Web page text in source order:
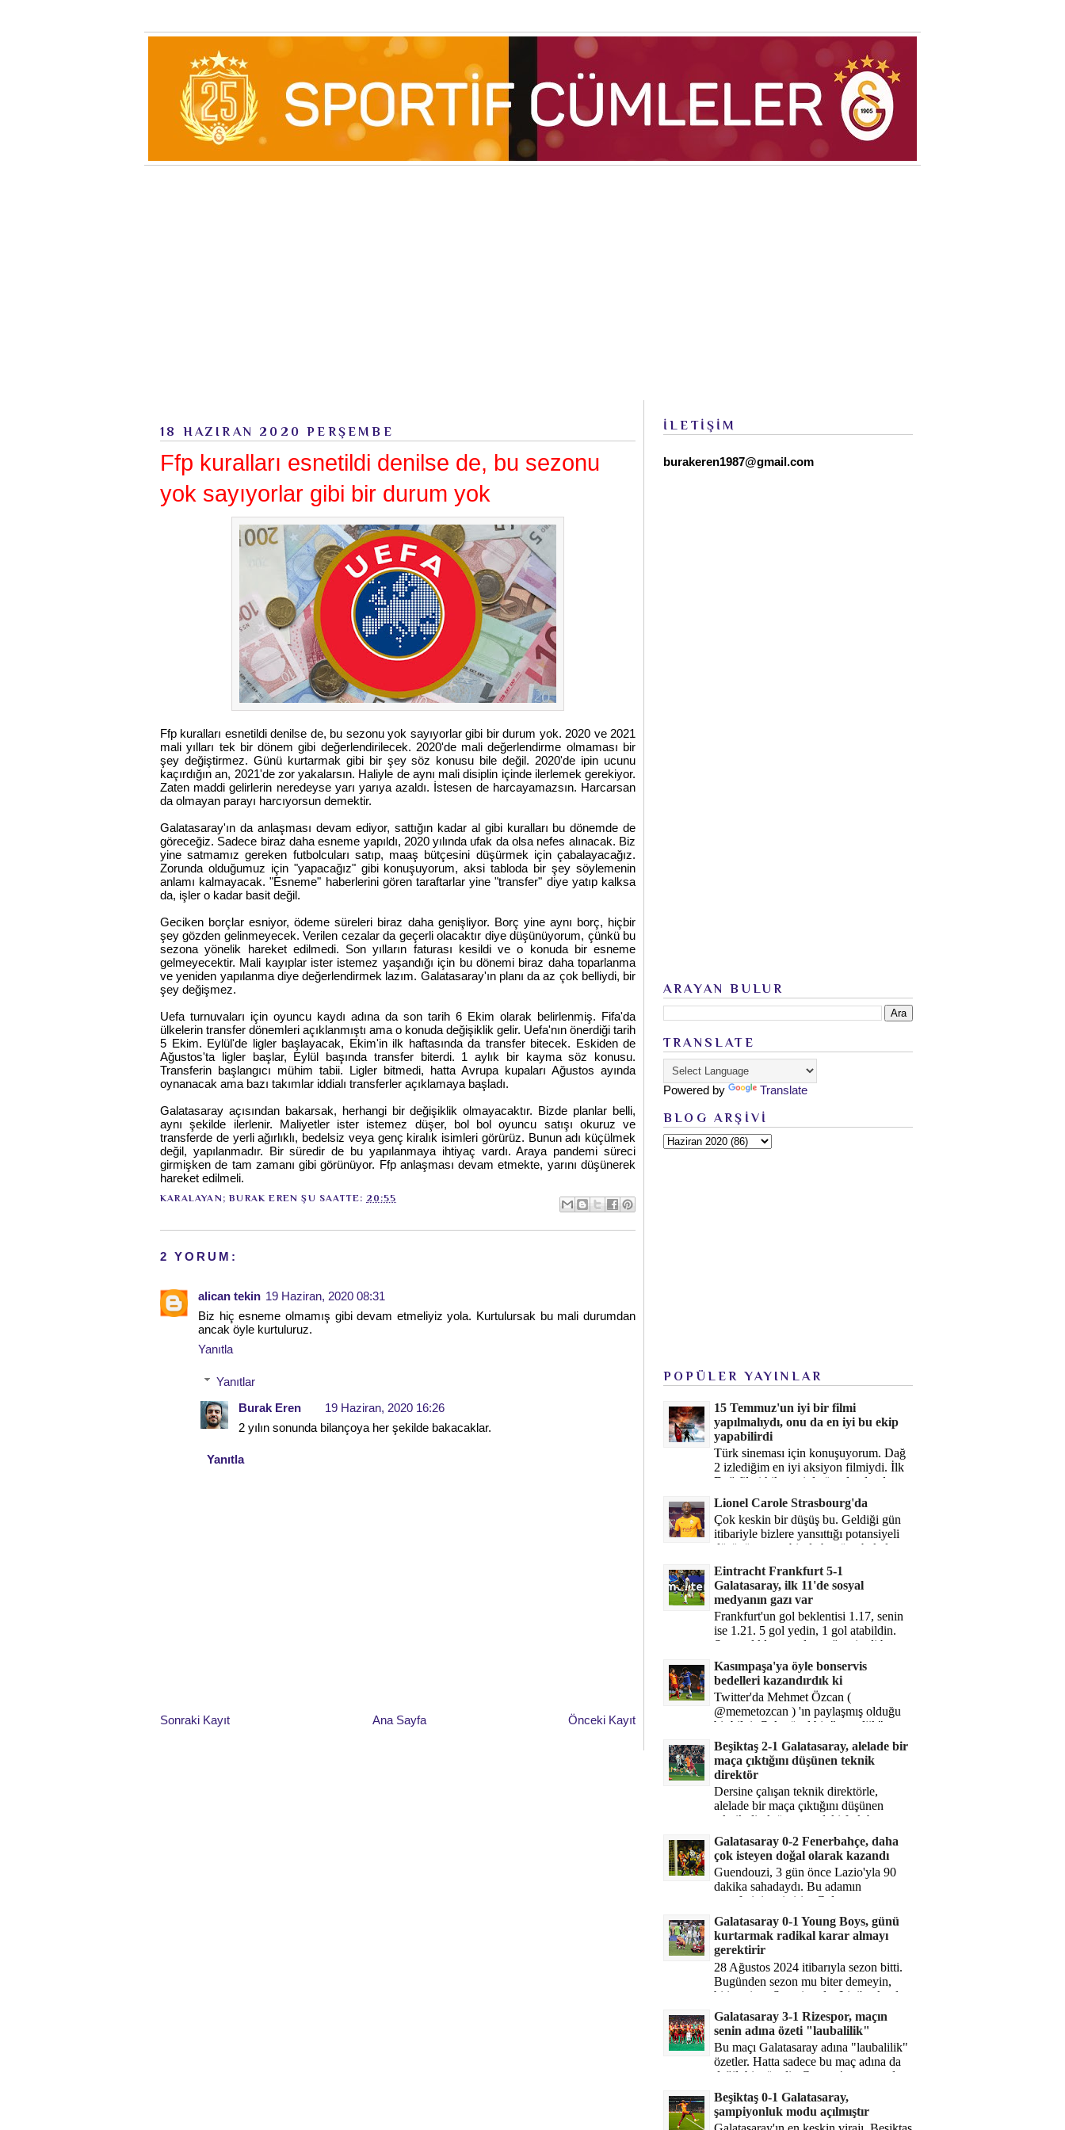
18 HAZIRAN 2020 PERŞEMBE
Ffp kuralları esnetildi denilse de, bu sezonu
yok sayıyorlar gibi bir durum yok
Ffp kuralları esnetildi denilse de, bu sezonu yok sayıyorlar gibi bir durum yok. 2020 ve 2021
mali yılları tek bir dönem gibi değerlendirilecek. 2020'de mali değerlendirme olmaması bir
şey değiştirmez. Günü kurtarmak gibi bir şey söz konusu bile değil. 2020'de ipin ucunu
kaçırdığın an, 2021'de zor yakalarsın. Haliyle de aynı mali disiplin içinde ilerlemek gerekiyor.
Zaten maddi gelirlerin neredeyse yarı yarıya azaldı. İstesen de harcayamazsın. Harcarsan
da olmayan parayı harcıyorsun demektir.
Galatasaray'ın da anlaşması devam ediyor, sattığın kadar al gibi kuralları bu dönemde de
göreceğiz. Sadece biraz daha esneme yapıldı, 2020 yılında ufak da olsa nefes alınacak. Biz
yine satmamız gereken futbolcuları satıp, maaş bütçesini düşürmek için çabalayacağız.
Zorunda olduğumuz için "yapacağız" gibi konuşuyorum, aksi tabloda bir şey söylemenin
anlamı kalmayacak. "Esneme" haberlerini gören taraftarlar yine "transfer" diye yatıp kalksa
da, işler o kadar basit değil.
Geciken borçlar esniyor, ödeme süreleri biraz daha genişliyor. Borç yine aynı borç, hiçbir
şey gözden gelinmeyecek. Verilen cezalar da geçerli olacaktır diye düşünüyorum, çünkü bu
sezona yönelik hareket edilmedi. Son yılların faturası kesildi ve o konuda bir esneme
gelmeyecektir. Mali kayıplar ister istemez yaşandığı için bu dönemi biraz daha toparlanma
ve yeniden yapılanma diye değerlendirmek lazım. Galatasaray'ın planı da az çok belliydi, bir
şey değişmez.
Uefa turnuvaları için oyuncu kaydı adına da son tarih 6 Ekim olarak belirlenmiş. Fifa'da
ülkelerin transfer dönemleri açıklanmıştı ama o konuda değişiklik gelir. Uefa'nın önerdiği tarih
5 Ekim. Eylül'de ligler başlayacak, Ekim'in ilk haftasında da transfer bitecek. Eskiden de
Ağustos'ta ligler başlar, Eylül başında transfer biterdi. 1 aylık bir kayma söz konusu.
Transferin başlangıcı mühim tabii. Ligler bitmedi, hatta Avrupa kupaları Ağustos ayında
oynanacak ama bazı takımlar iddialı transferler açıklamaya başladı.
Galatasaray açısından bakarsak, herhangi bir değişiklik olmayacaktır. Bizde planlar belli,
aynı şekilde ilerlenir. Maliyetler ister istemez düşer, bol bol oyuncu satışı okuruz ve
transferde de yerli ağırlıklı, bedelsiz veya genç kiralık isimleri görürüz. Bunun adı küçülmek
değil, yapılanmadır. Bir süredir de bu yapılanmaya ihtiyaç vardı. Araya pandemi süreci
girmişken de tam zamanı gibi görünüyor. Ffp anlaşması devam etmekte, yarını düşünerek
hareket edilmeli.
KARALAYAN;BURAK EREN ŞU SAATTE: 20:55
2 YORUM:
alican tekin 19 Haziran, 2020 08:31
Biz hiç esneme olmamış gibi devam etmeliyiz yola. Kurtulursak bu mali durumdan
ancak öyle kurtuluruz.
Yanıtla
Yanıtlar
Burak Eren
19 Haziran, 2020 16:26
2 yılın sonunda bilançoya her şekilde bakacaklar.
Yanıtla
Sonraki Kayıt Önceki Kayıt
Ana Sayfa
İLETİŞİM
burakeren1987@gmail.com
ARAYAN BULUR
TRANSLATE
Powered by Translate
BLOG ARŞİVİ
POPÜLER YAYINLAR
15 Temmuz'un iyi bir filmi
yapılmalıydı, onu da en iyi bu ekip
yapabilirdi
Türk sineması için konuşuyorum. Dağ
2 izlediğim en iyi aksiyon filmiydi. İlk
Dağ filmi hikayesiyle ön plandaydı,
Dağ 2 ise belki o hika...
Lionel Carole Strasbourg'da
Çok keskin bir düşüş bu. Geldiği gün
itibariyle bizlere yansıttığı potansiyeli
düşünüyorum, bir de bugüne bakalım.
Eintracht Frankfurt 5-1
Galatasaray, ilk 11'de sosyal
medyanın gazı var
Frankfurt'un gol beklentisi 1.17, senin
ise 1.21. 5 gol yedin, 1 gol atabildin.
Şanssızlıkla mı anlatacağız şimdi bu
durumu? Rakibin 5 ş...
Kasımpaşa'ya öyle bonservis
bedelleri kazandırdık ki
Twitter'da Mehmet Özcan (
@memetozcan ) 'ın paylaşmış olduğu
bir bilgi. Çok güzel bir "nostaljik" pas
diyelim. Kasımpaşa...
Beşiktaş 2-1 Galatasaray, alelade bir
maça çıktığını düşünen teknik
direktör
Dersine çalışan teknik direktörle,
alelade bir maça çıktığını düşünen
teknik direktör arasındaki fark bu
işte. Solskjaer'in çalıştığı de...
Galatasaray 0-2 Fenerbahçe, daha
çok isteyen doğal olarak kazandı
Guendouzi, 3 gün önce Lazio'yla 90
dakika sahadaydı. Bu adamın
transferini yetiştirip, Galatasaray
karşısında 11 oynamasını sağlıyorsun....
Galatasaray 0-1 Young Boys, günü
kurtarmak radikal karar almayı
gerektirir
28 Ağustos 2024 itibarıyla sezon bitti.
Bugünden sezon mu biter demeyin,
bitiyor işte. Şampiyonlar Ligi'ne katılım
hakkı senin misyonun ...
Galatasaray 3-1 Rizespor, maçın
senin adına özeti "laubalilik"
Bu maçı Galatasaray adına "laubalilik"
özetler. Hatta sadece bu maç adına da
değil, bir süredir. Geçen 4 maçta sadece
1 gol yedin ...
Beşiktaş 0-1 Galatasaray,
şampiyonluk modu açılmıştır